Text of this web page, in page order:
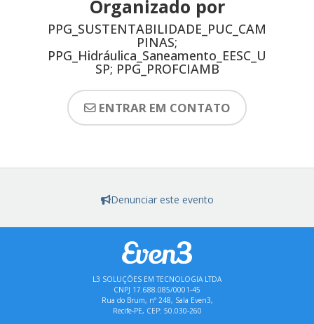
Organizado por
PPG_SUSTENTABILIDADE_PUC_CAM
PINAS;
PPG_Hidráulica_Saneamento_EESC_U
SP; PPG_PROFCIAMB
ENTRAR EM CONTATO
Denunciar este evento
L3 SOLUÇÕES EM TECNOLOGIA LTDA
CNPJ 17.688.085/0001-45
Rua do Brum, nº 248, Sala Even3,
Recife-PE, CEP: 50.030-260